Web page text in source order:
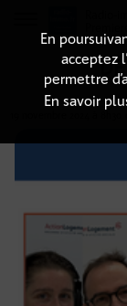
En
acceptez
permettre
En savoir